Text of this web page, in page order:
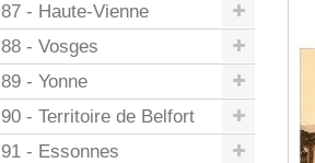
87 - Haute-Vienne
88 - Vosges
89 - Yonne
90 - Territoire de Belfort
91 - Essonnes